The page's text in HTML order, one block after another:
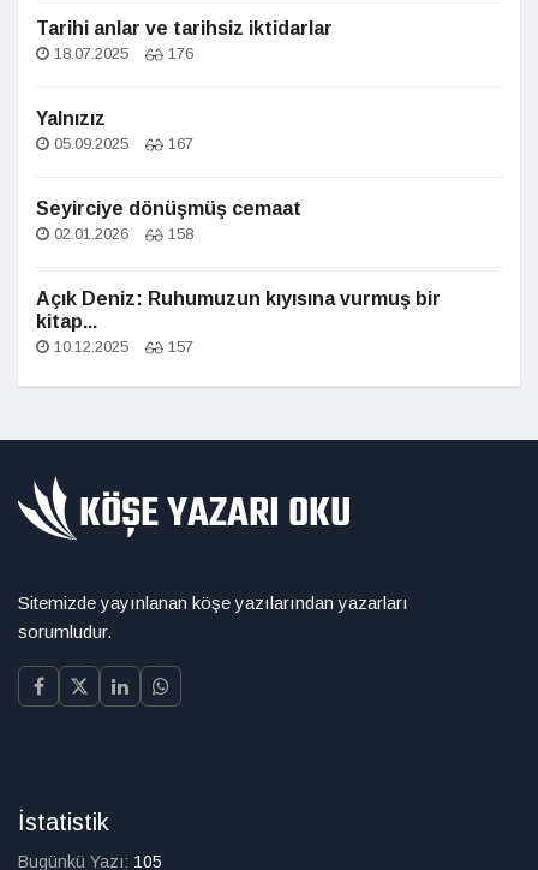
Tarihi anlar ve tarihsiz iktidarlar
18.07.2025 176
Yalnızız
05.09.2025 167
Seyirciye dönüşmüş cemaat
02.01.2026 158
Açık Deniz: Ruhumuzun kıyısına vurmuş bir
kitap...
10.12.2025 157
Sitemizde yayınlanan köşe yazılarından yazarları
sorumludur.
İstatistik
Bugünkü Yazı: 105